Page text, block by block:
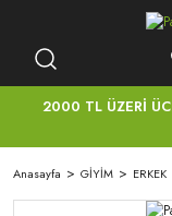
2000 TL ÜZERİ
Anasayfa GİYİM ERKEK